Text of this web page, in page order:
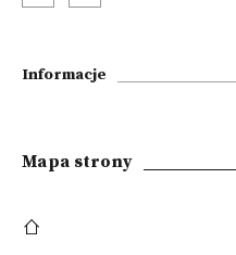
Informacje
Mapa strony